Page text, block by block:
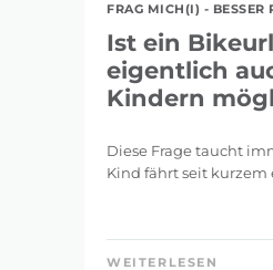
FRAG MICH(I) - BESSER
Ist ein
eigentlich
Kindern
Diese Frage taucht
Kind fährt seit kurzem
WEITERLESEN